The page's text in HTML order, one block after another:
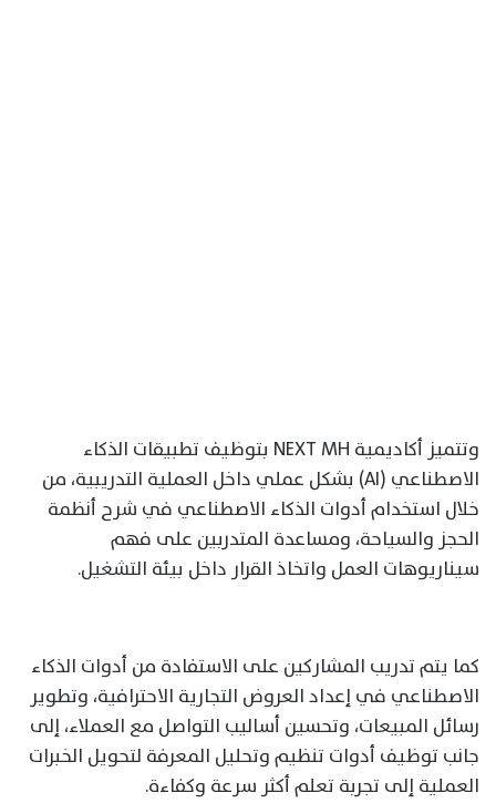
وتتميز أكاديمية NEXT MH بتوظيف تطبيقات الذكاء
الاصطناعي (AI) بشكل عملي داخل العملية التدريبية، من
خلال استخدام أدوات الذكاء الاصطناعي في شرح أنظمة
الحجز والسياحة، ومساعدة المتدربين على فهم
سيناريوهات العمل واتخاذ القرار داخل بيئة التشغيل.
كما يتم تدريب المشاركين على الاستفادة من أدوات الذكاء
الاصطناعي في إعداد العروض التجارية الاحترافية، وتطوير
رسائل المبيعات، وتحسين أساليب التواصل مع العملاء، إلى
جانب توظيف أدوات تنظيم وتحليل المعرفة لتحويل الخبرات
العملية إلى تجربة تعلم أكثر سرعة وكفاءة.